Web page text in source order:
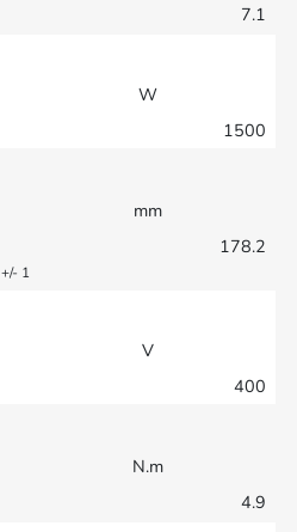
7.1
W
1500
mm
178.2
+/- 1
V
400
N.m
4.9